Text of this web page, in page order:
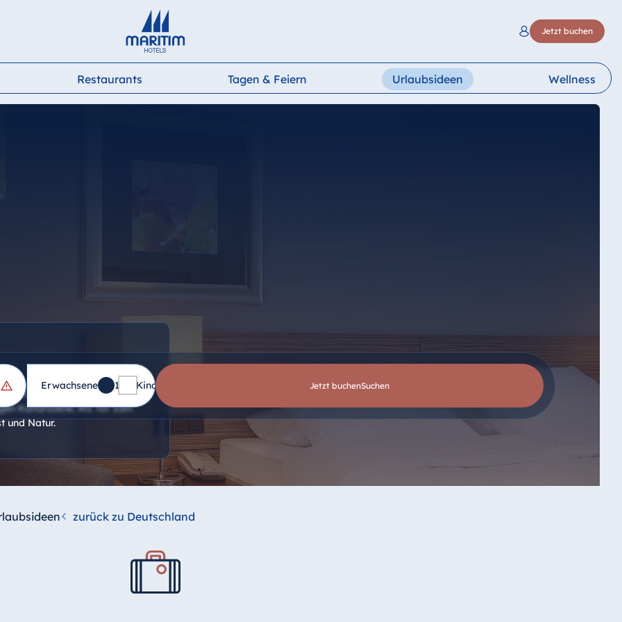
Jetzt buchen
Restaurants Tagen & Feiern Urlaubsideen Wellness
dem UNESCO-
Kulturszene. Als Tor zum
und Natur.
Erwachsene 1 Kinder Jetzt buchen suchen
zurück zu Deutschland